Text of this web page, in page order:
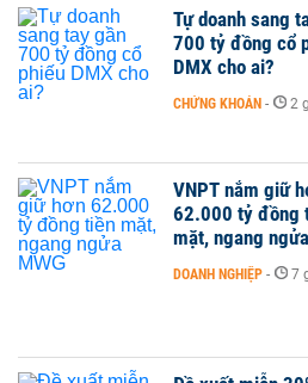
Tự doanh sang
700 tỷ đồng cổ
DMX cho ai?
CHỨNG KHOÁN - 2
VNPT nắm giữ
62.000 tỷ đồng
mặt, ngang
DOANH NGHIỆP - 7